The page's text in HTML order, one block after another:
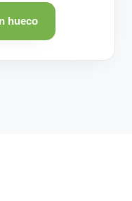
hueco